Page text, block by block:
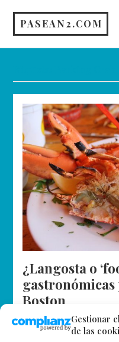
Gestionar
de las
PASEAN2.COM
¿Langosta o
Boston
Al ser ciudad portuaria,
gastronomía variada y